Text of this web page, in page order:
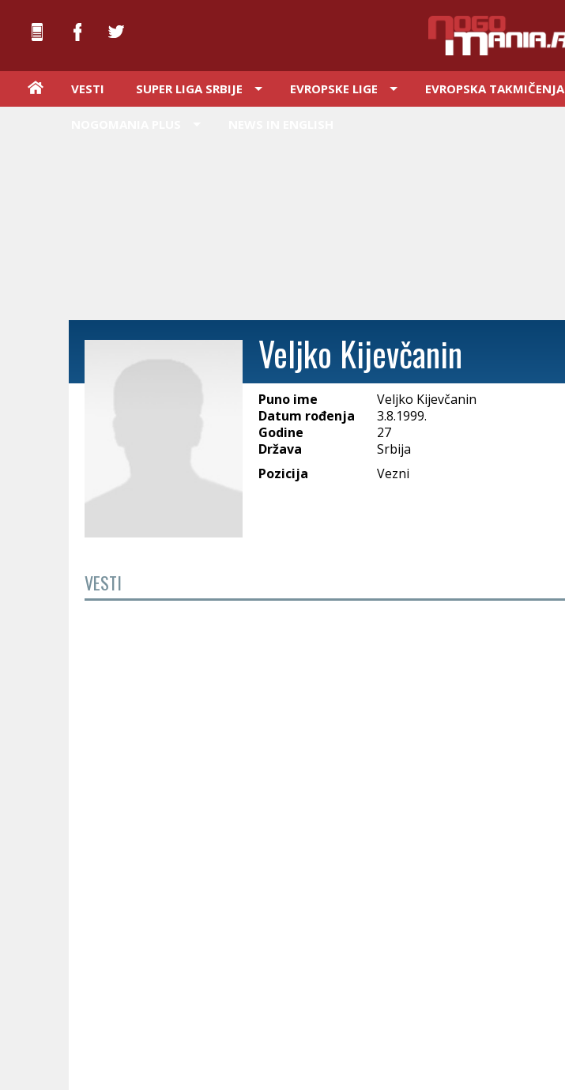
VESTI SUPER LIGA SRBIJE EVROPSKE LIGE EVROPSKA TAKMIČENJA
Veljko Kijevčanin
Puno ime
Veljko Kijevčanin
Datum rođenja
3.8.1999.
Godine
27
Država
Srbija
Pozicija
Vezni
VESTI